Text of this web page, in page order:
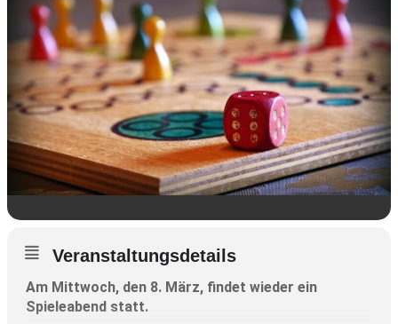
Veranstaltungsdetails
Am Mittwoch, den 8. März, findet wieder ein
Spieleabend statt.